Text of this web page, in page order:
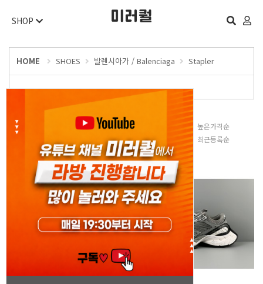
SHOP
HOME SHOES 발렌시아가 / Balenciaga Stapler
낮은가격순
높은가격순
후기많은순 최근등록순